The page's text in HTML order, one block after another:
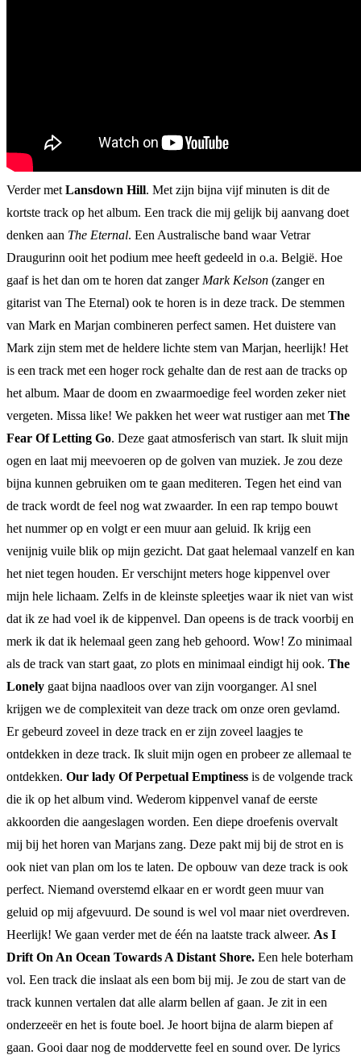
Verder met Lansdown Hill. Met zijn bijna vijf minuten is dit de
kortste track op het album. Een track die mij gelijk bij aanvang doet
denken aan The Eternal. Een Australische band waar Vetrar
Draugurinn ooit het podium mee heeft gedeeld in o.a. België. Hoe
gaaf is het dan om te horen dat zanger Mark Kelson (zanger en
gitarist van The Eternal) ook te horen is in deze track. De stemmen
van Mark en Marjan combineren perfect samen. Het duistere van
Mark zijn stem met de heldere lichte stem van Marjan, heerlijk! Het
is een track met een hoger rock gehalte dan de rest aan de tracks op
het album. Maar de doom en zwaarmoedige feel worden zeker niet
vergeten. Missa like! We pakken het weer wat rustiger aan met The
Fear Of Letting Go. Deze gaat atmosferisch van start. Ik sluit mijn
ogen en laat mij meevoeren op de golven van muziek. Je zou deze
bijna kunnen gebruiken om te gaan mediteren. Tegen het eind van
de track wordt de feel nog wat zwaarder. In een rap tempo bouwt
het nummer op en volgt er een muur aan geluid. Ik krijg een
venijnig vuile blik op mijn gezicht. Dat gaat helemaal vanzelf en kan
het niet tegen houden. Er verschijnt meters hoge kippenvel over
mijn hele lichaam. Zelfs in de kleinste spleetjes waar ik niet van wist
dat ik ze had voel ik de kippenvel. Dan opeens is de track voorbij en
merk ik dat ik helemaal geen zang heb gehoord. Wow! Zo minimaal
als de track van start gaat, zo plots en minimaal eindigt hij ook. The
Lonely gaat bijna naadloos over van zijn voorganger. Al snel
krijgen we de complexiteit van deze track om onze oren gevlamd.
Er gebeurd zoveel in deze track en er zijn zoveel laagjes te
ontdekken in deze track. Ik sluit mijn ogen en probeer ze allemaal te
ontdekken. Our lady Of Perpetual Emptiness is de volgende track
die ik op het album vind. Wederom kippenvel vanaf de eerste
akkoorden die aangeslagen worden. Een diepe droefenis overvalt
mij bij het horen van Marjans zang. Deze pakt mij bij de strot en is
ook niet van plan om los te laten. De opbouw van deze track is ook
perfect. Niemand overstemd elkaar en er wordt geen muur van
geluid op mij afgevuurd. De sound is wel vol maar niet overdreven.
Heerlijk! We gaan verder met de één na laatste track alweer. As I
Drift On An Ocean Towards A Distant Shore. Een hele boterham
vol. Een track die inslaat als een bom bij mij. Je zou de start van de
track kunnen vertalen dat alle alarm bellen af gaan. Je zit in een
onderzeeër en het is foute boel. Je hoort bijna de alarm biepen af
gaan. Gooi daar nog de moddervette feel en sound over. De lyrics